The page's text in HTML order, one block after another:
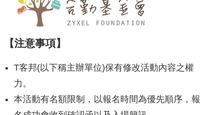
【注意事項】
T客邦(以下稱主辦單位)保有修改活動內容之權
力。
本活動有名額限制，以報名時間為優先順序，報